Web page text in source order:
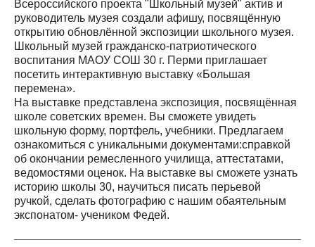
Всероссийского проекта "Школьный музей" актив и
руководитель музея создали афишу, посвящённую
открытию обновлённой экспозиции школьного музея.
Школьный музей гражданско-патриотического
воспитания МАОУ СОШ 30 г. Перми приглашает
посетить интерактивную выставку «Большая
перемена».
На выставке представлена экспозиция, посвящённая
школе советских времен. Вы сможете увидеть
школьную форму, портфель, учебники. Предлагаем
ознакомиться с уникальными документами:справкой
об окончании ремесленного училища, аттестатами,
ведомостями оценок. На выставке вы сможете узнать
историю школы 30, научиться писать перьевой
ручкой, сделать фотографию с нашим обаятельным
экспонатом- учеником Федей.